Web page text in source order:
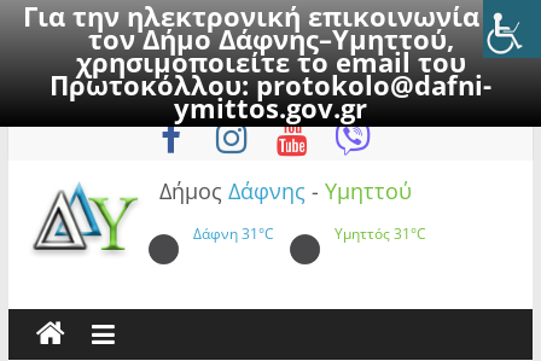
Για την ηλεκτρονική επικοινωνία με
τον Δήμο Δάφνης–Υμηττού,
χρησιμοποιείτε το email του
Πρωτοκόλλου:protokolo@dafni-
ymittos.gov.gr
to
Κυριακή, 9 Αυγούστου 2026
Δήμος Δάφνης - Υμηττού
Δάφνη31°C Υμηττός31°C